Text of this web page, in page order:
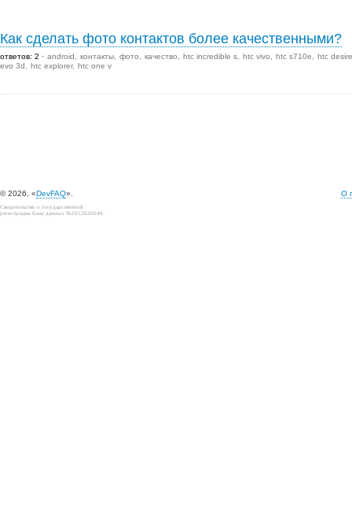
Как сделать фото контактов более качественными?
ответов: 2 android контакты фото качество htc incredible s htc vivo htc s710e
htc
evo 3d
htc explorer htc one v
© 2026, «DevFAQ». О
Свидетельство о государственной
регистрации базы данных №2012620649.